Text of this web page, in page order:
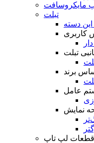
مایکروسافت
تبلت
دسته
کاربری
تبلت
برند
عامل
نمایش
قطعات لپ تاپ